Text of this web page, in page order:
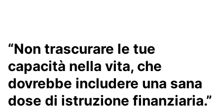
“Non trascurare le tue
capacità nella vita, che
dovrebbe includere una sana
dose di istruzione finanziaria.”